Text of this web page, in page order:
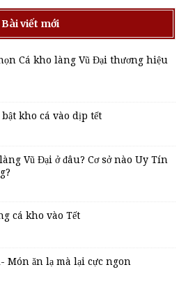
Bài viết mới
Cá kho làng Vũ Đại thương hiệu
bật kho cá vào dịp tết
Vũ Đại ở đâu? Cơ sở nào Uy Tín
cá kho vào Tết
Món ăn lạ mà lại cực ngon